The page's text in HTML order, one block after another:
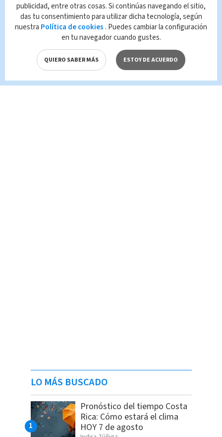
Queda prohibida la reproducción total o
parcial del contenido de esta página, mismo
que es propiedad de TELEDIARIO; su
reproducción no autorizada constituye una
leyes aplicables.
LO MÁS BUSCADO
Pronóstico del tiempo Costa
Rica: Cómo estará el clima
HOY 7 de agosto
publicidad, entre otras cosas. Si continúas navegando el sitio,
das tu consentimiento para utilizar dicha tecnología, según
nuestra Política de cookies . Puedes cambiar la configuración
en tu navegador cuando gustes.
QUIERO SABER MÁS ESTOY DE ACUERDO